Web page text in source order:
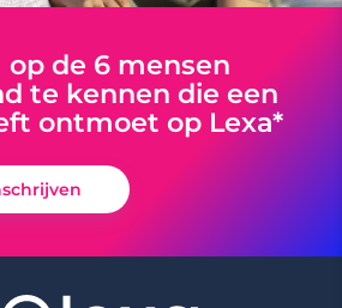
op de 6 mensen
te kennen die een
ontmoet op Lexa*